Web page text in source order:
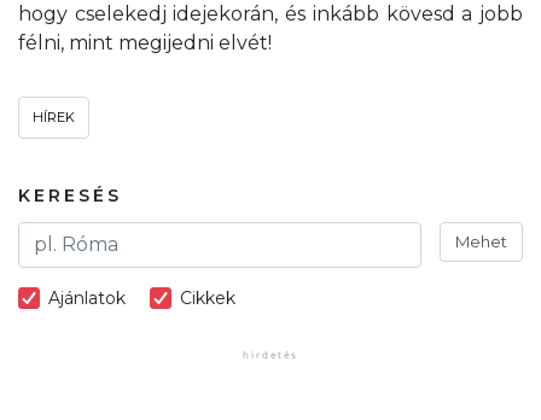
hogy cselekedj idejekorán, és inkább kövesd a jobb
félni, mint megijedni elvét!
HÍREK
KERESÉS
Mehet
Ajánlatok Cikkek